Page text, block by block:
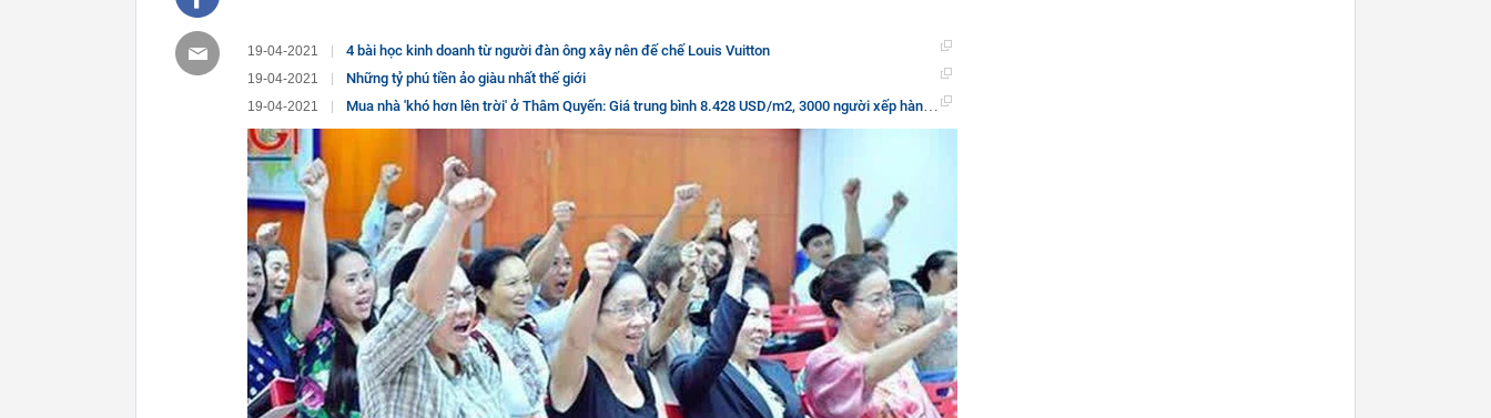
19-04-2021 4 bài học kinh doanh từ người đàn ông xây nên đế chế Louis Vuitton
19-04-2021 Những tỷ phú tiền ảo giàu nhất thế giới
19-04-2021 Mua nhà 'khó hơn lên trời' ở Thâm Quyến: Giá trung bình 8.428 USD/m2, 3000 người xếp hàng từ nửa đêm tranh nhau mua 394 căn hộ